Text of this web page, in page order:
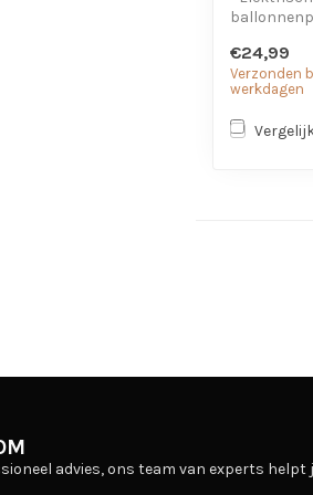
- Blaast op
€24,99
Verzonden
werkdagen
advies, ons team van experts helpt